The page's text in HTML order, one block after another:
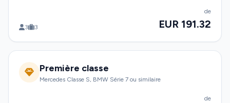
3 3
de
EUR 191.32
Première classe
Mercedes Classe S, BMW Série 7 ou similaire
de